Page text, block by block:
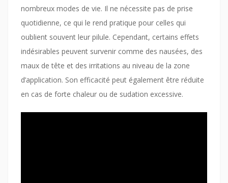
nombreux modes de vie. Il ne nécessite pas de prise
quotidienne, ce qui le rend pratique pour celles qui
oublient souvent leur pilule. Cependant, certains effets
indésirables peuvent survenir comme des nausées, des
maux de tête et des irritations au niveau de la zone
d’application. Son efficacité peut également être réduite
en cas de forte chaleur ou de sudation excessive.